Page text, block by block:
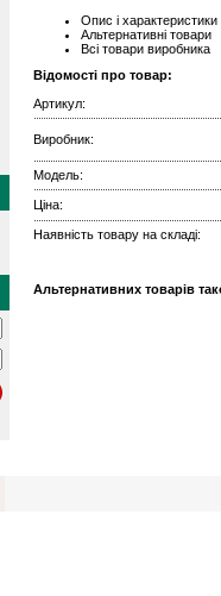
Опис і характеристики
Альтернативні товари
Всі товари виробника
Відомості про товар:
Артикул:
Виробник:
Модель:
Ціна:
Наявність товару на складі:
Альтернативних товарів